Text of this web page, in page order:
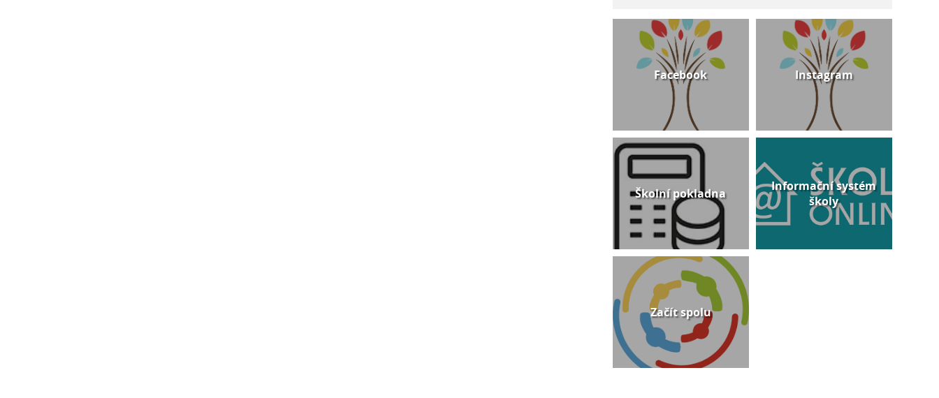
Facebook Instagram
Školní pokladna
Informační systém
školy
Začít spolu